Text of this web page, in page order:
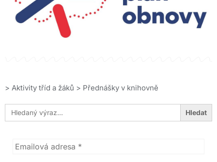
> Aktivity tříd a žáků > Přednášky v knihovně
Search
for: